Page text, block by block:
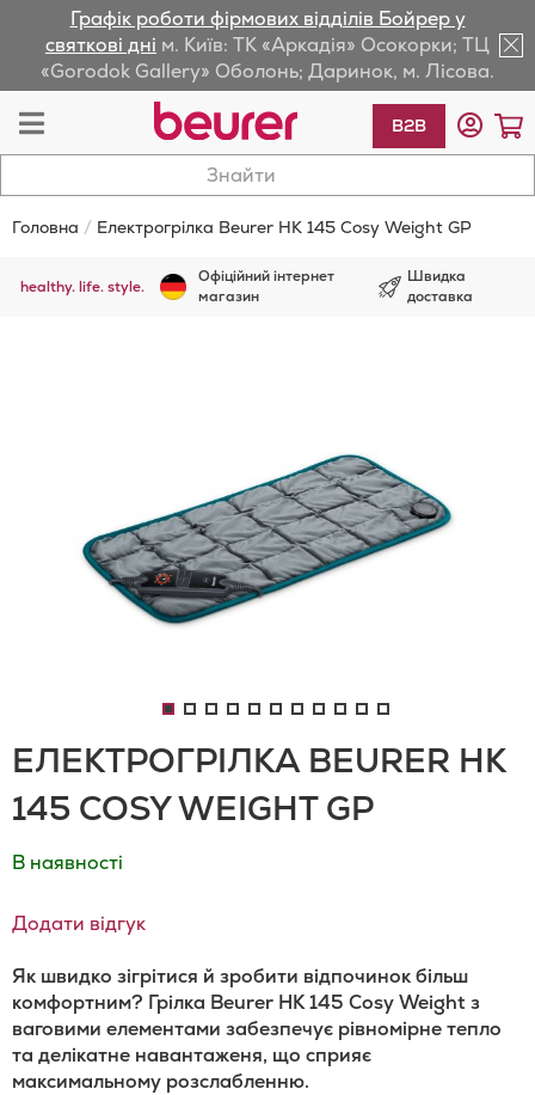
Графік роботи фірмових відділів Бойрер у
святкові дні м. Київ: ТК «Аркадія» Осокорки; ТЦ
«Gorodok Gallery» Оболонь; Даринок, м. Лісова.
Toggle
Nav
B2B
Головна Електрогрілка Beurer HK 145 Cosy Weight GP
healthy. life. style.
Офіційний інтернет
магазин
Швидка
доставка
ЕЛЕКТРОГРІЛКА BEURER HK
145 COSY WEIGHT GP
В наявності
Додати відгук
Як швидко зігрітися й зробити відпочинок більш
комфортним? Грілка Beurer HK145 CosyWeightз
ваговими елементами забезпечує рівномірне тепло
та делікатне навантаженя, що сприяє
максимальному розслабленню.